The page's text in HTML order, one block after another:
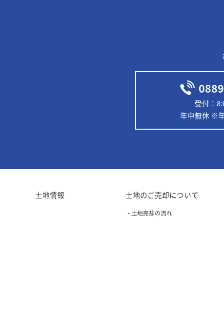
受付：
年中無休 ※
土地情報 土地のご売却について
・土地売却の流れ